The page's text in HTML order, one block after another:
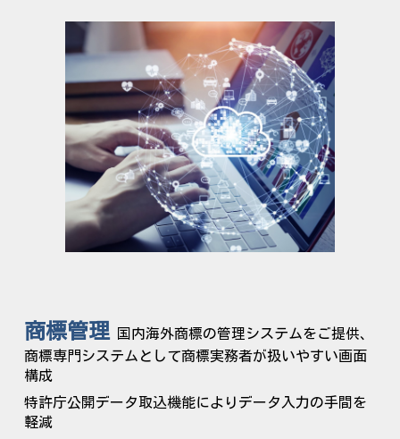
商標管理 国内海外商標の管理システムをご提供、
商標専門システムとして商標実務者が扱いやすい画面
構成
特許庁公開 データ取込機能によりデータ入力の手間を
軽減